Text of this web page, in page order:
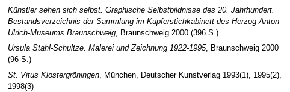
Künstler sehen sich selbst. Graphische Selbstbildnisse des 20. Jahrhundert.
Bestandsverzeichnis der Sammlung im Kupferstichkabinett des Herzog Anton
Ulrich-Museums Braunschweig, Braunschweig 2000 (396 S.)
Ursula Stahl-Schultze. Malerei und Zeichnung 1922-1995, Braunschweig 2000
(96 S.)
St. Vitus Klostergröningen , München, Deutscher Kunstverlag 1993(1), 1995(2),
1998(3)